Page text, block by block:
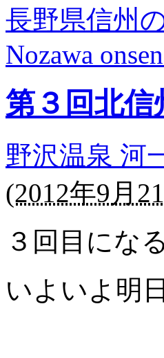
長野県信州
Nozawa
第３回北
野沢温泉 河
(2012年9月
３回目にな
いよいよ明